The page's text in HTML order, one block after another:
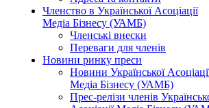
Членство в Української Асоціації
Медіа Бізнесу (УАМБ)
Членські внески
Переваги для членів
Новини ринку преси
Новини Української
Медіа Бізнесу (УАМБ)
Прес-релізи членів